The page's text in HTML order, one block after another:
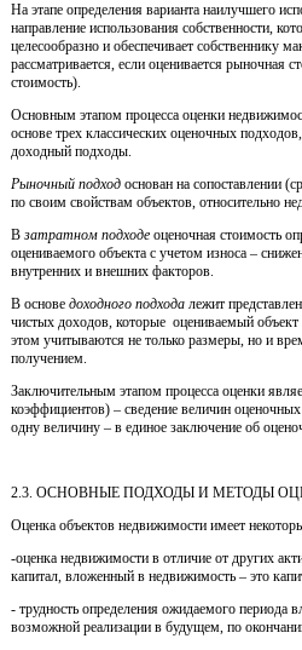
На этапе определения варианта наилучшего
направление использования собственности,
целесообразно и обеспечивает собственнику
рассматривается, если оценивается рыночная
стоимость).
Основным этапом процесса оценки
основе трех классических оценочных
доходный подходы.
Рыночный подход основан на сопоставлении
по своим свойствам объектов, относительно
В затратном подходе оценочная стоимость
оцениваемого объекта с учетом износа –
внутренних и внешних факторов.
В основе доходного подхода лежит
чистых доходов, которые оцениваемый
этом учитываются не только размеры, но и
получением.
Заключительным этапом процесса оценки
коэффициентов) – сведение величин
одну величину – в единое заключение об
2.3. ОСНОВНЫЕ ПОДХОДЫ И МЕТОДЫ
Оценка объектов недвижимости имеет
-оценка недвижимости в отличие от других
капитал, вложенный в недвижимость – это
- трудность определения ожидаемого периода
возможной реализации в будущем, по